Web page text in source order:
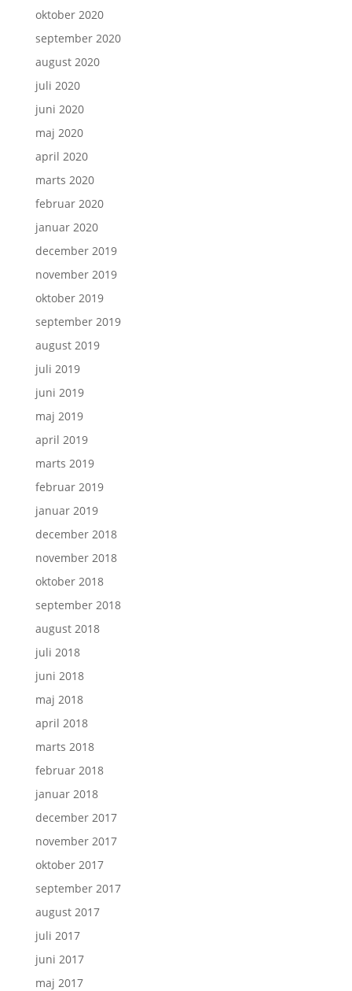
oktober 2020
september 2020
august 2020
juli 2020
juni 2020
maj 2020
april 2020
marts 2020
februar 2020
januar 2020
december 2019
november 2019
oktober 2019
september 2019
august 2019
juli 2019
juni 2019
maj 2019
april 2019
marts 2019
februar 2019
januar 2019
december 2018
november 2018
oktober 2018
september 2018
august 2018
juli 2018
juni 2018
maj 2018
april 2018
marts 2018
februar 2018
januar 2018
december 2017
november 2017
oktober 2017
september 2017
august 2017
juli 2017
juni 2017
maj 2017